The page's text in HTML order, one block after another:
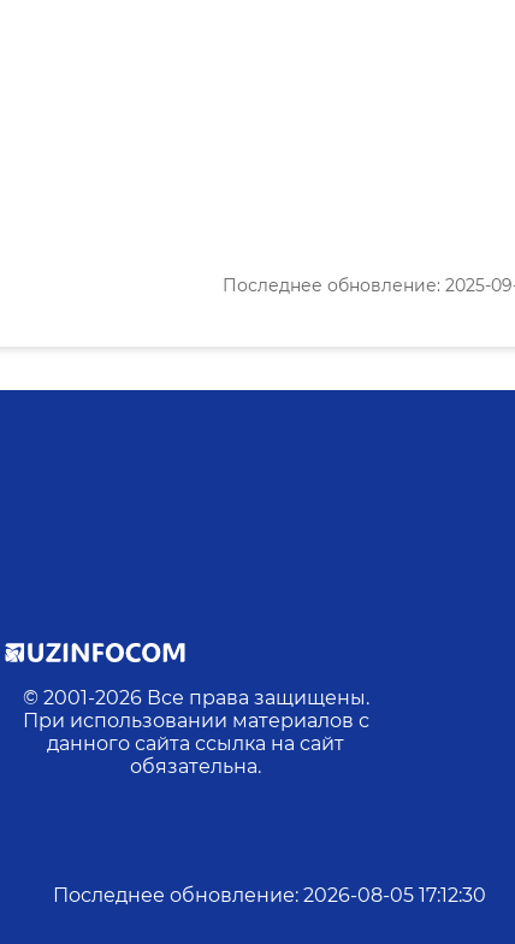
Последнее обновление: 2025-09-
© 2001-2026 Все права защищены.
При использовании материалов с
данного сайта ссылка на сайт
обязательна.
Последнее обновление: 2026-08-05 17:12:30